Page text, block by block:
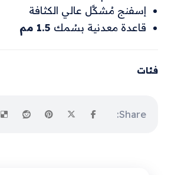
إسفنج مُشكَّل عالي الكثافة
قاعدة معدنية بسُمك 1.5 مم
فئات